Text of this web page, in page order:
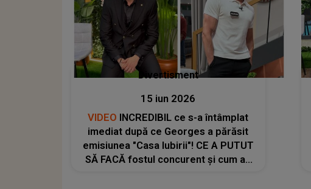
Divertisment
15 iun 2026
VIDEO INCREDIBIL ce s-a întâmplat
imediat după ce Georges a părăsit
emisiunea "Casa Iubirii"! CE A PUTUT
SĂ FACĂ fostul concurent și cum au